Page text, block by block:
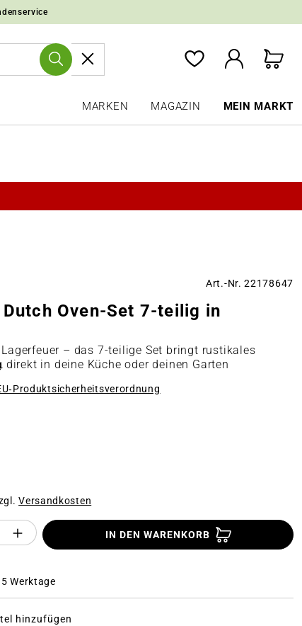
MARKEN MAGAZIN MEIN MARKT
Art.-Nr. 22178647
Dutch Oven-Set 7-teilig in
– das 7-teilige Set bringt rustikales
direkt in deine Küche oder deinen Garten
Versandkosten
des Produktes "%product%":
IN DEN WARENKORB
Werktage
hinzufügen